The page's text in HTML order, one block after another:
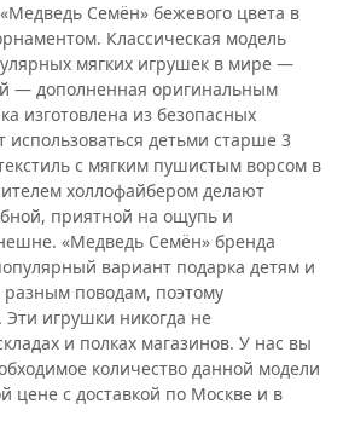
Семён» бежевого цвета в
Классическая модель
мягких игрушек в мире —
— дополненная оригинальным
изготовлена из безопасных
детьми старше 3
с мягким пушистым ворсом в
холлофайбером делают
приятной на ощупь и
«Медведь Семён» бренда
вариант подарка детям и
поводам, поэтому
Эти игрушки никогда не
и полках магазинов. У нас вы
количество данной модели
цене с доставкой по Москве и в